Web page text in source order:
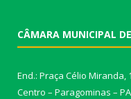
CÂMARA MUNICIPAL
End.: Praça Célio Miranda,
Centro – Paragominas – PA